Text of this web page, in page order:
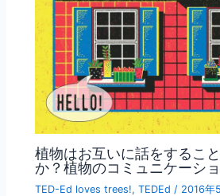
植物はお互いに話をするこ
か？植物のコミュニケーシ
TED-Ed loves trees!,TEDEd / 2016年